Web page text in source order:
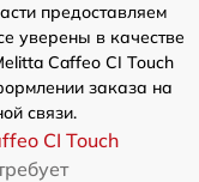
предоставляем
уверены в качестве
Caffeo CI Touch
заказа на
связи.
CI Touch